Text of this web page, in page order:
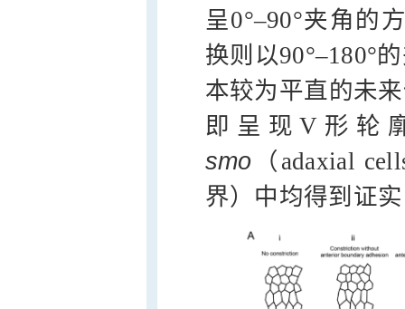
呈0°–90°夹角的
换则以90°–180°
本较为平直的未
即呈现V形轮
smo （adaxial
界）中均得到证